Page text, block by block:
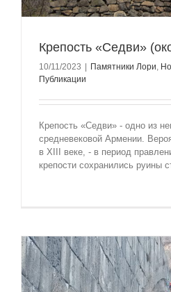
Крепость «Седви»
10/11/2023 | Памятники Лори,
Публикации
Крепость «Седви» - одно из
средневековой Армении.
в XIII веке, - в период
крепости сохранились руины